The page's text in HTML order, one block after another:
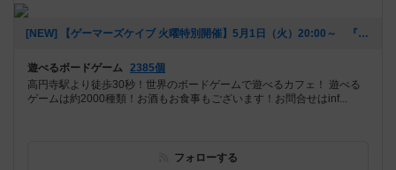
[NEW] 【ゲーマーズケイブ 火曜特別開催】5月1日（火）20:00～ 『ロールプレイヤー』（2018年04月22日 18時42分）
遊べるボードゲーム 2385個
高円寺駅より徒歩30秒！世界のボードゲームで遊べるカフェ！ 遊べる
ゲームは約2000種類！お酒もお食事もございます！お問合せはinf...
フォローする